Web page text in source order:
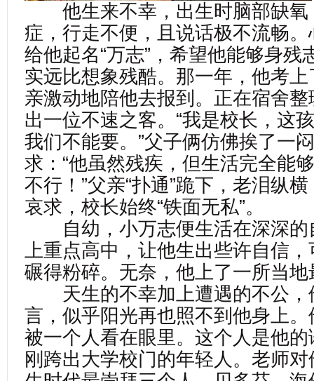
他生来不幸，出生时脑部缺氧
症，行走不便，且说话极不流畅
给他起名“万志”，希望他能够身残
实远比想象残酷。那一年，他考
亲激动地陪他去报到。正在宿舍
出一位不速之客。“我是校长，这
我们不能要。”父子俩仿佛挨了一
求：“他虽然残疾，但生活完全能
不行！”父亲“扑通”跪下，老泪纵
哀求，校长始终“铁面无私”。
自幼，小万志便生活在深深的
上重点高中，让他生出些许自信
碾得粉碎。无奈，他上了一所当
天生的不幸加上遭遇的不公，
言，似乎阳光再也照不到他身上
被一个人看在眼里。这个人是他
刚跨出大学校门的年轻人。老师对